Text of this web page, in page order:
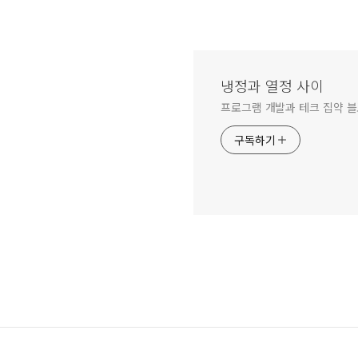
냉정과 열정 사이
프로그램 개발과 테크 집약
구독하기